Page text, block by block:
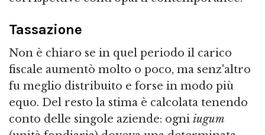
Tassazione
Non è chiaro se in quel periodo il carico
fiscale aumentò molto o poco, ma senz'altro
fu meglio distribuito e forse in modo più
equo. Del resto la stima è calcolata tenendo
conto delle singole aziende: ogni iugum